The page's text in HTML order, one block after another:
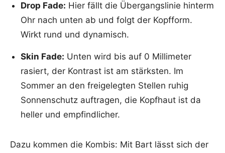
Drop Fade: Hier fällt die Übergangslinie hinterm
Ohr nach unten ab und folgt der Kopfform.
Wirkt rund und dynamisch.
Skin Fade: Unten wird bis auf 0 Millimeter
rasiert, der Kontrast ist am stärksten. Im
Sommer an den freigelegten Stellen ruhig
Sonnenschutz auftragen, die Kopfhaut ist da
heller und empfindlicher.
Dazu kommen die Kombis: Mit Bart lässt sich der